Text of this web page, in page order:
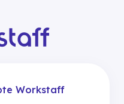
Workstaff